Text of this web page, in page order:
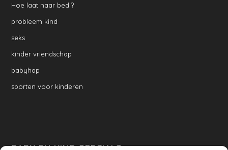
Hoe laat naar bed ?
probleem kind
seks
kinder vriendschap
babyhap
sporten voor kinderen
BABY EN KIND SPECIALS